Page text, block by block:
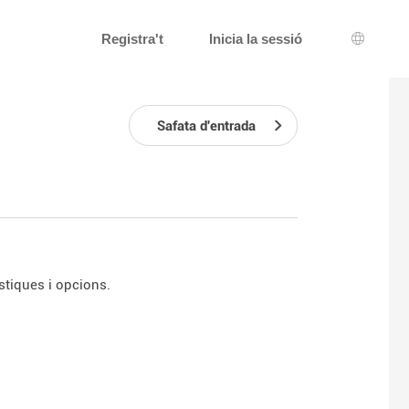
Registra't Inicia la sessió
Safata d'entrada
i opcions.